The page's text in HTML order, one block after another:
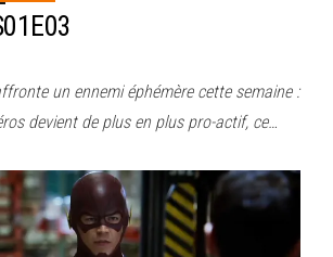
un ennemi éphémère cette semaine :
devient de plus en plus pro-actif, ce…